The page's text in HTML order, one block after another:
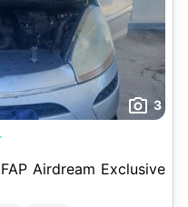
3
Airdream Exclusive